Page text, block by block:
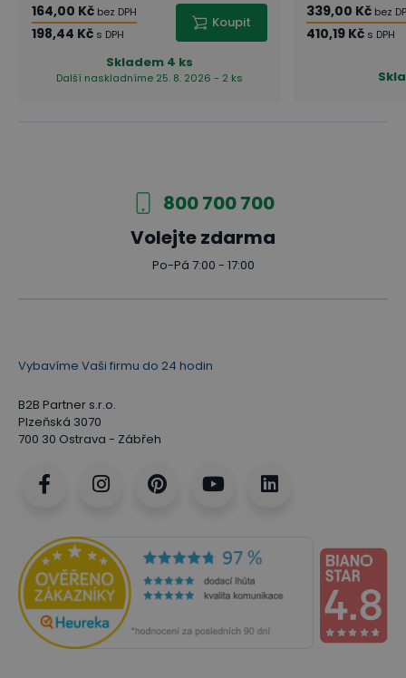
164,00 Kč bez DPH
198,44 Kč s DPH
Koupit
Skladem 4 ks
Další naskladníme 25. 8. 2026 - 2 ks
339,00 Kč bez
410,19 Kč s DPH
800 700 700
Volejte zdarma
Po-Pá 7:00 - 17:00
Vybavíme Vaši firmu do 24 hodin
B2B Partner s.r.o.
Plzeňská 3070
700 30 Ostrava - Zábřeh